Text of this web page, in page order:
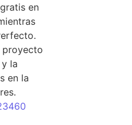
en
proyecto
la
en la